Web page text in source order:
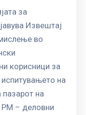
за
Извештај
во
корисници за
на
на
РМ – деловни